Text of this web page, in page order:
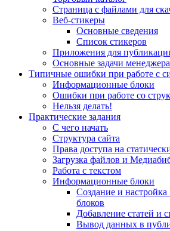
Страница с файлами для
Веб-стикеры
Основные сведения
Список стикеров
Приложения для
Основные задачи
Типичные ошибки при работе с
Информационные блоки
Ошибки при работе со
Нельзя делать!
Практические задания
С чего начать
Структура сайта
Права доступа на
Загрузка файлов и
Работа с текстом
Информационные блоки
Создание и
блоков
Добавление статей и
Вывод данных в